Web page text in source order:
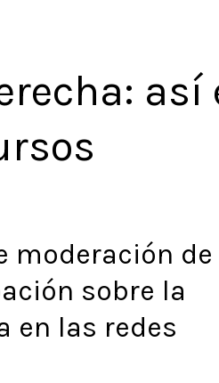
así
moderación de
sobre la
en las redes